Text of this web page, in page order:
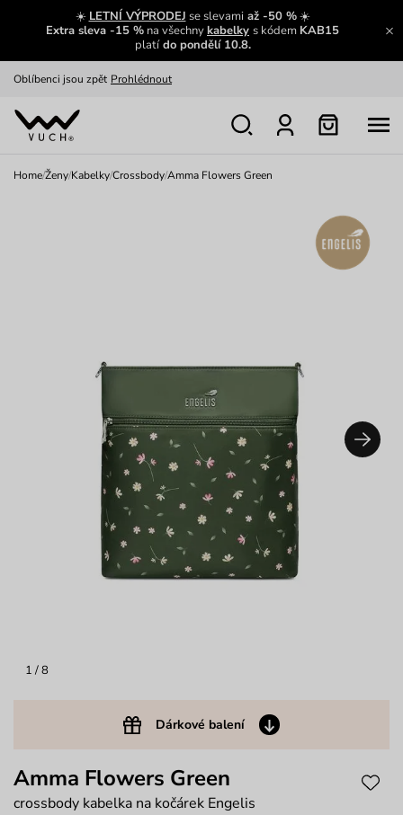
☀️ LETNÍ VÝPRODEJ se slevamiaž -50 %☀️
Extra sleva -15 % na všechnykabelky s kódem KAB15
platído pondělí 10.8.
Zajímavosti ze světa Vuch:
Zobrazit
Oblíbenci jsou zpět Prohlédnout
Nech se inspirovat
Home/Ženy/Kabelky/Crossbody/Amma Flowers Green
1 / 8
Dárkové balení
Amma Flowers Green
crossbody kabelka na kočárek Engelis